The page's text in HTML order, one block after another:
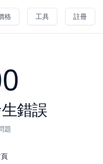
格 工具 註冊
錯誤
題